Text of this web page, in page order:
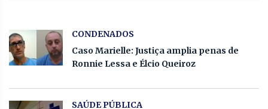
CONDENADOS
Caso Marielle: Justiça amplia penas de
Ronnie Lessa e Élcio Queiroz
SAÚDE PÚBLICA